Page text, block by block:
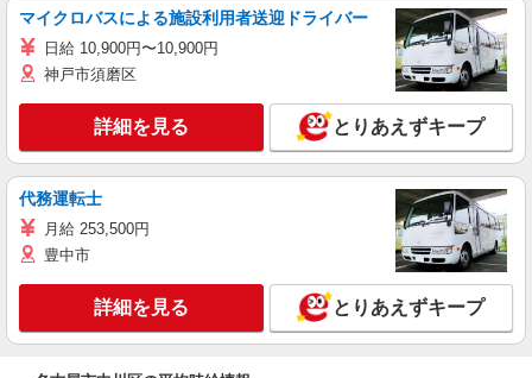
マイクロバスによる施設利用者送迎ドライバー
日給 10,900円〜10,900円
神戸市須磨区
詳細を見る とりあえずキープ
代務運転士
月給 253,500円
豊中市
詳細を見る とりあえずキープ